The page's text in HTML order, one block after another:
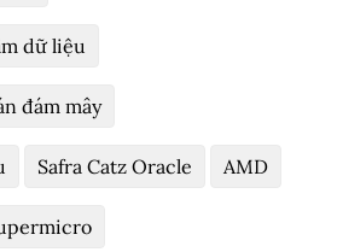
dữ liệu
đám mây
Safra Catz Oracle AMD